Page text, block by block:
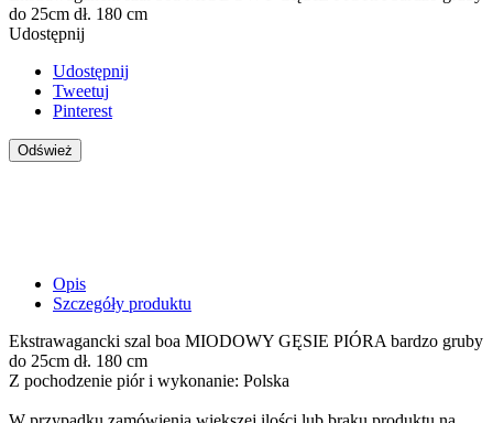
do 25cm dł. 180 cm
Udostępnij
Udostępnij
Tweetuj
Pinterest
Opis
Szczegóły produktu
Ekstrawagancki szal boa MIODOWY GĘSIE PIÓRA bardzo gruby
do 25cm dł. 180 cm
Z pochodzenie piór i wykonanie: Polska